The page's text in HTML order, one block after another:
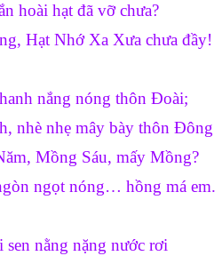
hoài hạt đã vỡ chưa?
Hạt Nhớ Xa Xưa chưa đầy!
nắng nóng thôn Đoài;
nhè nhẹ mây bày thôn Đông
Mồng Sáu, mấy Mồng?
ngọt nóng… hồng má em.
sen nằng nặng nước rơi